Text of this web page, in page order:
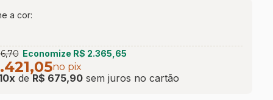
a cor:
Economize R$ 2.365,65
no pix
xde R$ 675,90sem juros no cartão